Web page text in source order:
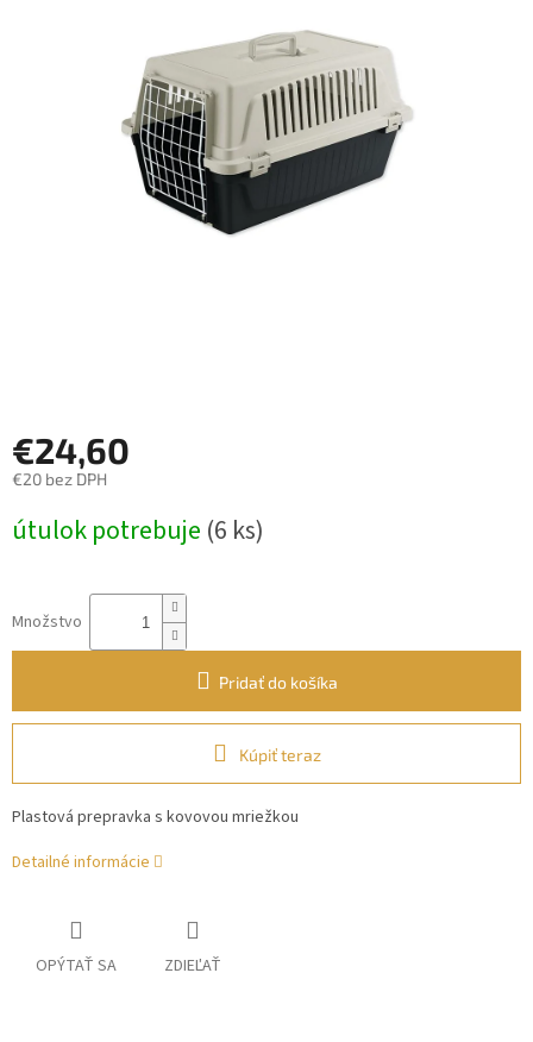
€24,60
€20 bez DPH
cena:
útulok potrebuje (6 ks)
Množstvo
Pridať do košíka
Kúpiť teraz
Plastová prepravka s kovovou mriežkou
Detailné informácie
OPÝTAŤ SA ZDIEĽAŤ